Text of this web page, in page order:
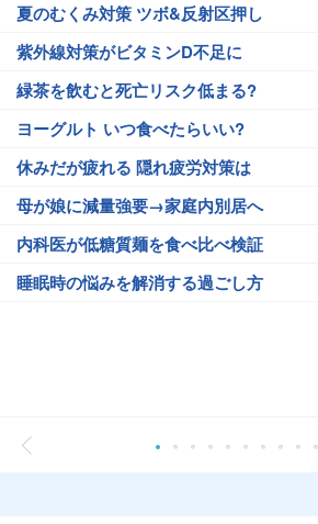
夏のむくみ対策 ツボ&反射区押し
紫外線対策がビタミンD不足に
緑茶を飲むと死亡リスク低まる?
ヨーグルト いつ食べたらいい?
休みだが疲れる 隠れ疲労対策は
母が娘に減量強要→家庭内別居へ
内科医が低糖質麺を食べ比べ検証
睡眠時の悩みを解消する過ごし方